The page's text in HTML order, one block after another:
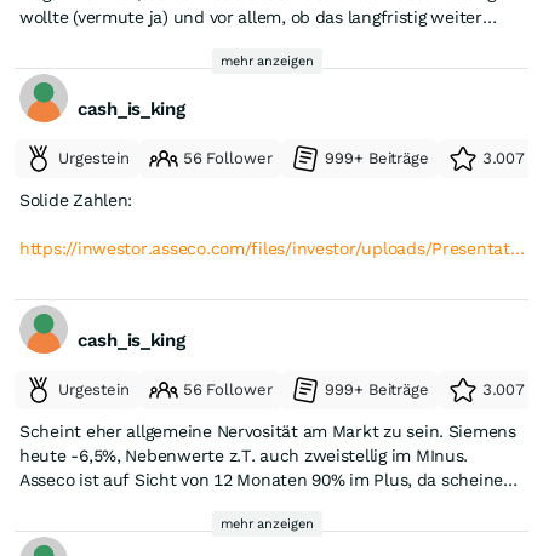
wollte (vermute ja) und vor allem, ob das langfristig weiter
mehr anzeigen
cash_is_king
Urgestein 56 Follower 999+ Beiträge 3.007
Solide Zahlen:
https://inwestor.asseco.com/files/investor/uploads/Presentat…
cash_is_king
Urgestein 56 Follower 999+ Beiträge 3.007
Scheint eher allgemeine Nervosität am Markt zu sein. Siemens
heute -6,5%, Nebenwerte z.T. auch zweistellig im MInus.
Asseco ist auf Sicht von 12 Monaten 90% im Plus, da scheinen
Loss-Orders aus.
mehr anzeigen